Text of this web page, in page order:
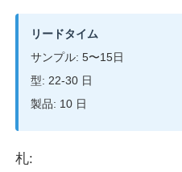
リードタイム
サンプル: 5〜15日
型: 22-30 日
製品: 10 日
札: